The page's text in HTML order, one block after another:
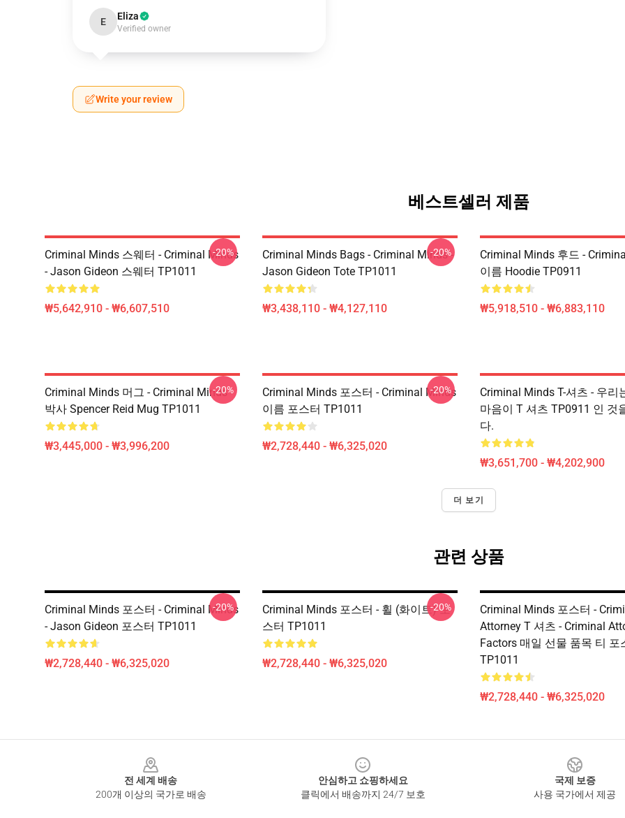
E Eliza
Verified owner
Write your review
베스트셀러 제품
Criminal Minds 스웨터 - Criminal Minds
- Jason Gideon 스웨터 TP1011
₩5,642,910 - ₩6,607,510
-20%
Criminal Minds Bags - Criminal Minds -
Jason Gideon Tote TP1011
₩3,438,110 - ₩4,127,110
-20%
Criminal Minds 후드 -
이름 Hoodie TP0911
₩5,918,510 - ₩6,883,110
Criminal Minds 머그 - Criminal Minds -
박사 Spencer Reid Mug TP1011
₩3,445,000 - ₩3,996,200
-20%
Criminal Minds 포스터 - Criminal Minds
이름 포스터 TP1011
₩2,728,440 - ₩6,325,020
-20%
Criminal Minds T-셔츠 - 우리
마음이 T 셔츠 TP0911 인 것
다.
₩3,651,700 - ₩4,202,900
더 보기
관련 상품
Criminal Minds 포스터 - Criminal Minds
- Jason Gideon 포스터 TP1011
₩2,728,440 - ₩6,325,020
-20%
Criminal Minds 포스터 - 휠 (화이트) 포
스터 TP1011
₩2,728,440 - ₩6,325,020
-20%
Criminal Minds 포스터 -
Attorney T 셔츠 - Criminal
Factors 매일 선물 품목 티 포
TP1011
₩2,728,440 - ₩6,325,020
전 세계 배송
200개 이상의 국가로 배송
안심하고 쇼핑하세요
클릭에서 배송까지 24/7 보호
국제 보증
사용 국가에서 제공